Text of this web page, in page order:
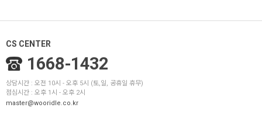
CS CENTER
1668-1432
상담시간 : 오전 10시 - 오후 5시 (토,일, 공휴일 휴무)
점심시간 : 오후 1시 - 오후 2시
master@wooridle.co.kr